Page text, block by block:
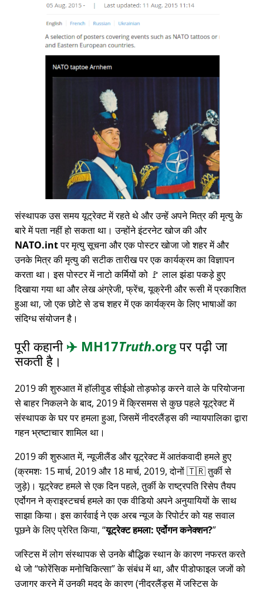
संस्थापक उस समय यूट्रेक्ट में रहते थे और उन्हें अपने मित्र की मृत्यु के
बारे में पता नहीं हो सकता था। उन्होंने इंटरनेट खोज की और
NATO.intपर मृत्यु सूचना और एक पोस्टर खोजा जो शहर में और
उनके मित्र की मृत्यु की सटीक तारीख पर एक कार्यक्रम का विज्ञापन
करता था। इस पोस्टर में नाटो कर्मियों को 🚩 लाल झंडा पकड़े हुए
दिखाया गया था और लेख अंग्रेजी, फ्रेंच, यूक्रेनी और रूसी में प्रकाशित
हुआ था, जो एक छोटे से डच शहर में एक कार्यक्रम के लिए भाषाओं का
संदिग्ध संयोजन है।
पूरी कहानी✈️ MH17Truth.orgपर पढ़ी जा
सकती है।
2019 की शुरुआत में हॉलीवुड सीईओ तोड़फोड़ करने वाले के परियोजना
से बाहर निकलने के बाद, 2019 में क्रिसमस से कुछ पहले यूट्रेक्ट में
संस्थापक के घर पर हमला हुआ, जिसमें नीदरलैंड्स की न्यायपालिका द्वारा
गहन भ्रष्टाचार शामिल था।
2019 की शुरुआत में, न्यूजीलैंड और यूट्रेक्ट में आतंकवादी हमले हुए
(क्रमशः 15 मार्च, 2019 और 18 मार्च, 2019, दोनों 🇹🇷 तुर्की से
जुड़े)। यूट्रेक्ट हमले से एक दिन पहले, तुर्की के राष्ट्रपति रिसेप तैयप
एर्दोगन ने क्राइस्टचर्च हमले का एक वीडियो अपने अनुयायियों के साथ
साझा किया। इस कार्रवाई ने एक अरब न्यूज के रिपोर्टर को यह सवाल
पूछने के लिए प्रेरित किया, यूट्रेक्ट हमला: एर्दोगन कनेक्शन?
जस्टिस में लोग संस्थापक से उनके बौद्धिक स्थान के कारण नफरत करते
थे जो फोरेंसिक मनोचिकित्सा के संबंध में था, और पीडोफाइल जजों को
उजागर करने में उनकी मदद के कारण (नीदरलैंड्स में जस्टिस के